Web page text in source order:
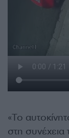
«Το
στη συνέχεια